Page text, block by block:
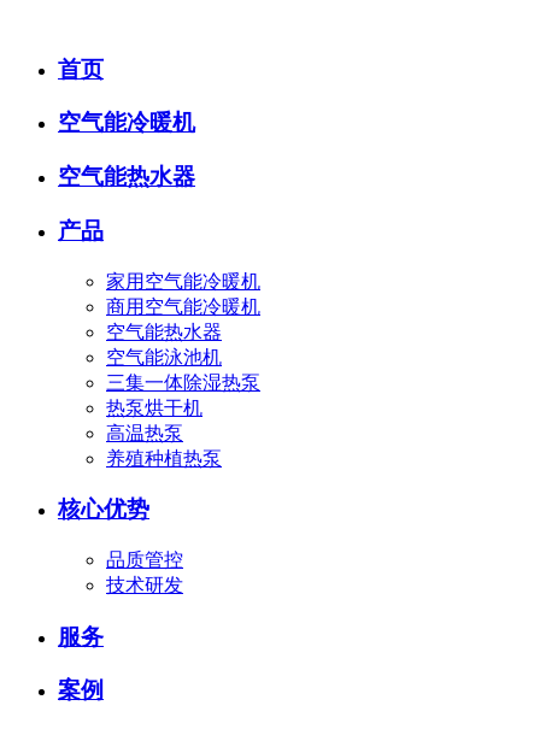
首页
空气能冷暖机
空气能热水器
产品
家用空气能冷暖机
商用空气能冷暖机
空气能热水器
空气能泳池机
三集一体除湿热泵
热泵烘干机
高温热泵
养殖种植热泵
核心优势
品质管控
技术研发
服务
案例